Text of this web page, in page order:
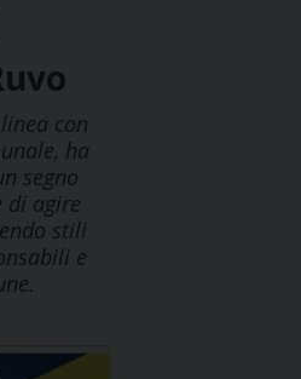
con
ha
segno
di agire
stili
e